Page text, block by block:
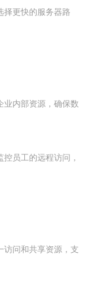
择更快的服务器路
业内部资源，确保数
员工的远程访问，
访问和共享资源，支